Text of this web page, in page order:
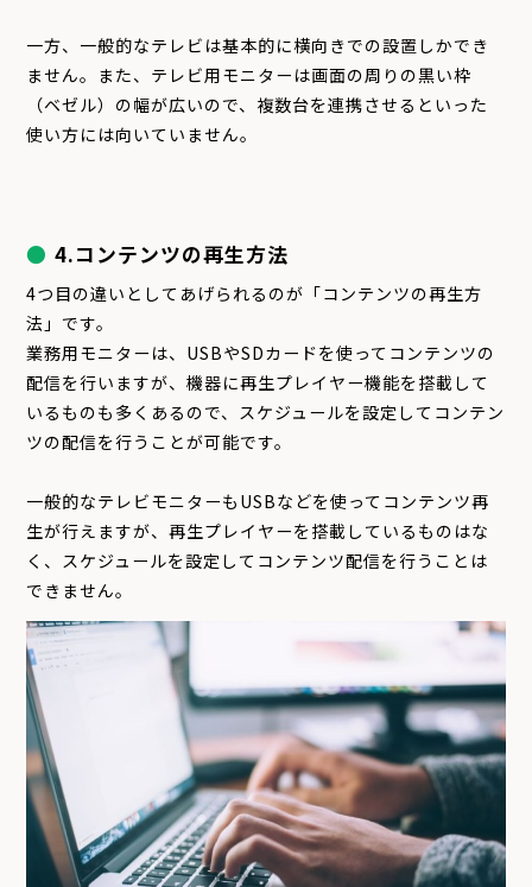
一方、一般的なテレビは基本的に横向きでの設置しかでき
ません。また、テレビ用モニターは画面の周りの黒い枠
（ベゼル）の幅が広いので、複数台を連携させるといった
使い方には向いていません。
4.コンテンツの再生方法
4つ目の違いとしてあげられるのが「コンテンツの再生方
法」です。
業務用モニターは、USBやSDカードを使ってコンテンツの
配信を行いますが、機器に再生プレイヤー機能を搭載して
いるものも多くあるので、スケジュールを設定してコンテン
ツの配信を行うことが可能です。
一般的なテレビモニターもUSBなどを使ってコンテンツ再
生が行えますが、再生プレイヤーを搭載しているものはな
く、スケジュールを設定してコンテンツ配信を行うことは
できません。